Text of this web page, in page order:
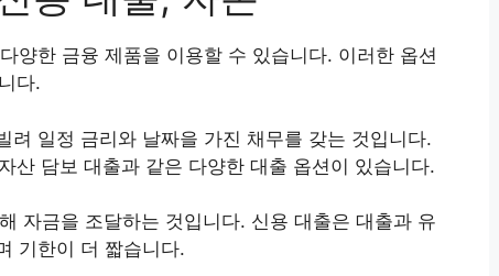
양한 금융 제품을 이용할 수 있습니다. 이러한 옵션
다.
려 일정 금리와 날짜을 가진 채무를 갖는 것입니다.
산 담보 대출과 같은 다양한 대출 옵션이 있습니다.
자금을 조달하는 것입니다. 신용 대출은 대출과 유
기한이 더 짧습니다.